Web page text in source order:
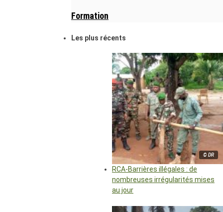
Formation
Les plus récents
© DR
RCA-Barrières illégales : de
nombreuses irrégularités mises
au jour